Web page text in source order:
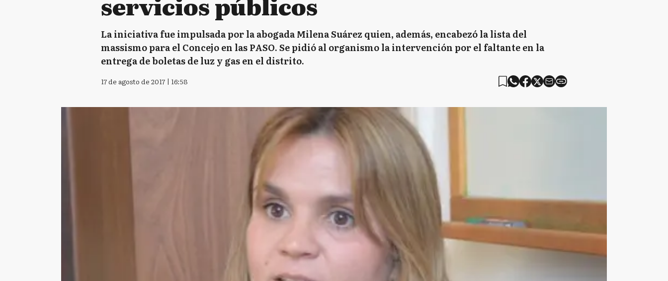
La iniciativa fue impulsada por la abogada Milena Suárez quien, además, encabezó la lista del
massismo para el Concejo en las PASO. Se pidió al organismo la intervención por el faltante en la
entrega de boletas de luz y gas en el distrito.
17 de agosto de 2017 | 16:58